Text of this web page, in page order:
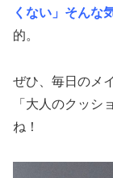
くない」そんな
的。
ぜひ、毎日のメ
「大人のクッシ
ね！